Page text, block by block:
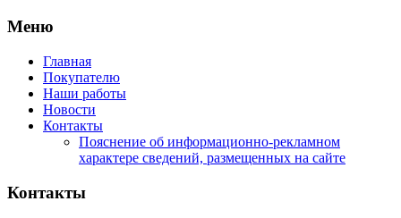
Меню
Главная
Покупателю
Наши работы
Новости
Контакты
Пояснение об информационно-рекламном
характере сведений, размещенных на сайте
Контакты